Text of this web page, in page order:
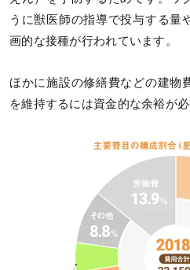
うに獣医師の指導で投与する量
画的な接種が行われています。
ほかに施設の修繕費などの建物
を維持するには資金的な余裕が